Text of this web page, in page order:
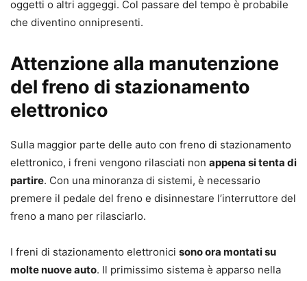
oggetti o altri aggeggi. Col passare del tempo è probabile
che diventino onnipresenti.
Attenzione alla manutenzione
del freno di stazionamento
elettronico
Sulla maggior parte delle auto con freno di stazionamento
elettronico, i freni vengono rilasciati non appena si tenta di
partire. Con una minoranza di sistemi, è necessario
premere il pedale del freno e disinnestare l’interruttore del
freno a mano per rilasciarlo.
I freni di stazionamento elettronici sono ora montati su
molte nuove auto. Il primissimo sistema è apparso nella